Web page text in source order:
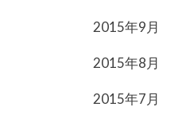
2015年9月
2015年8月
2015年7月